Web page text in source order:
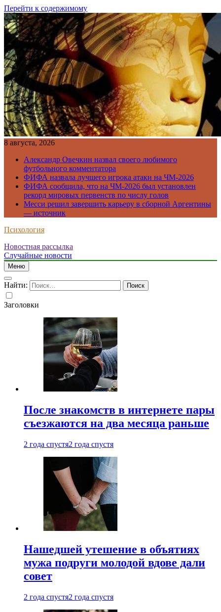
Перейти к содержимому
8 августа, 2026
Александр Овечкин назвал своего любимого
футбольного комментатора
ФИФА назвала лучшего игрока атаки на ЧМ-2026
ФИФА сообщила, что на ЧМ-2026 был установлен
рекорд мировых первенств по числу голов
Месси решил завершить карьеру в сборной Аргентины
— источник
Психология
Новостная рассылка
Случайные новости
Меню
Найти:
Заголовки
После знакомств в интернете пары
съезжаются на два месяца раньше
2 года спустя2 года спустя
Нашедшей утешение в объятиях
мужа подруги молодой вдове дали
совет
2 года спустя2 года спустя